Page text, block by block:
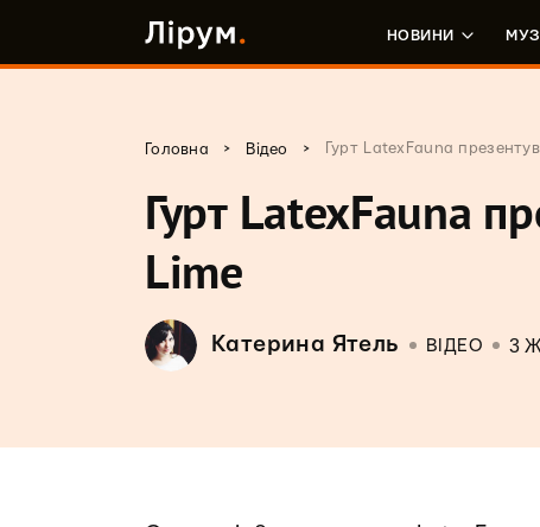
НОВИНИ
Головна > Відео > Гурт LatexFauna
Гурт LatexFauna
Lime
Катерина Ятель ВІДЕО 3